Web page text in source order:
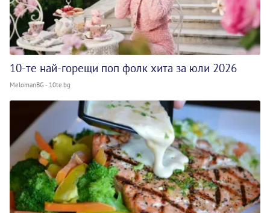
10-те най-горещи поп фолк хита за юли 2026
MelomanBG - 10te.bg